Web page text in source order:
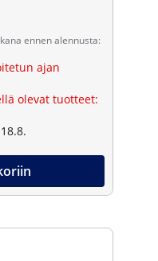
ennen alennusta:
ajan
olevat tuotteet: